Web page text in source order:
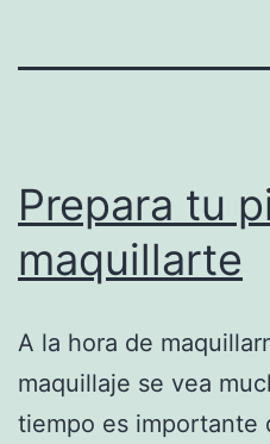
Prepara tu
maquillarte
A la hora de
maquillaje se vea
tiempo es importante